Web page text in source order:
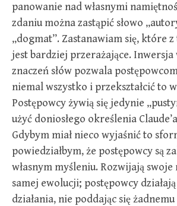
panowanie nad własnymi
zdaniu można zastąpić słowo
„dogmat”. Zastanawiam się, które z
jest bardziej przerażające.
znaczeń słów pozwala
niemal wszystko i przekształcić to
Postępowcy żywią się jedynie
użyć doniosłego określenia
Gdybym miał nieco wyjaśnić to
powiedziałbym, że postępowcy są
własnym myśleniu. Rozwijają
samej ewolucji; postępowcy
działania, nie poddając się